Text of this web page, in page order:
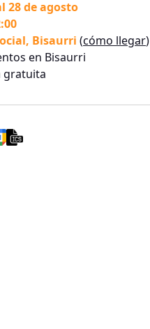
28 de agosto
, Bisaurri (cómo llegar)
en Bisaurri
gratuita